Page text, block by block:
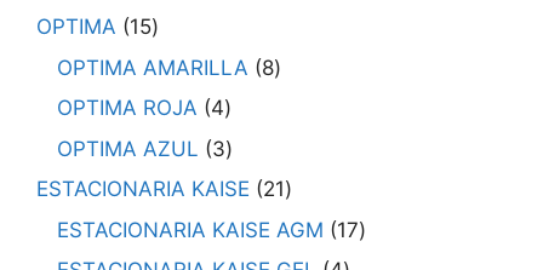
OPTIMA
15
OPTIMA AMARILLA
8
OPTIMA ROJA
4
OPTIMA AZUL
3
ESTACIONARIA KAISE
21
ESTACIONARIA KAISE AGM
17